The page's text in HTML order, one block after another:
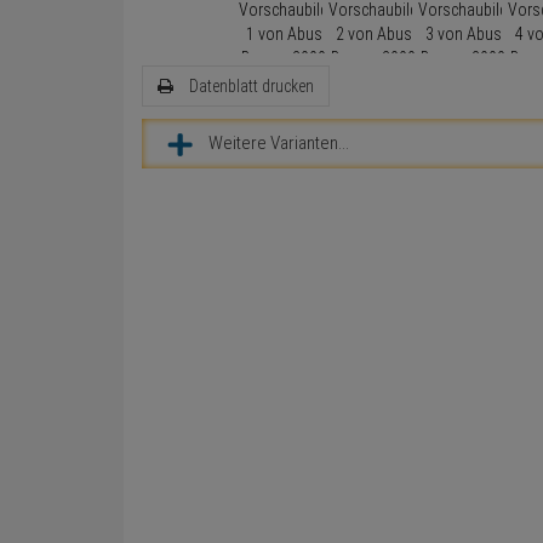
Datenblatt drucken
Weitere Varianten...